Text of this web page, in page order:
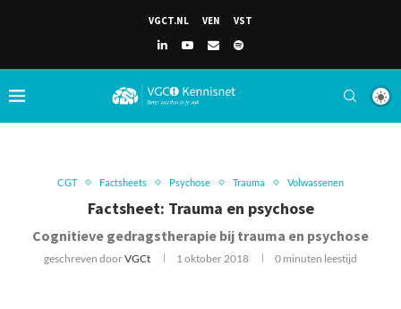
VGCT.NL VEN VST
CGT Factsheets Psychose Trauma Volwassenen
Factsheet: Trauma en psychose
Cognitieve gedragstherapie bij trauma en psychose
geschreven doorVGCt 1 oktober 2018 0 minuten leestijd